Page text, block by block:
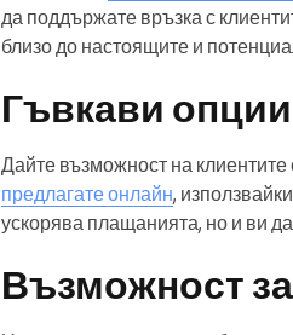
да поддържате връзка с
близо до настоящите и
Гъвкави
Дайте възможност на клиентите
предлагате онлайн,
ускорява плащанията, но и ви
Възможност